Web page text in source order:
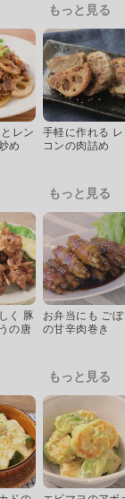
もっと見る
レン
め
手軽に作れる
コンの肉詰め
もっと見る
く 豚
の唐
お弁当にも ご
の甘辛肉巻き
もっと見る